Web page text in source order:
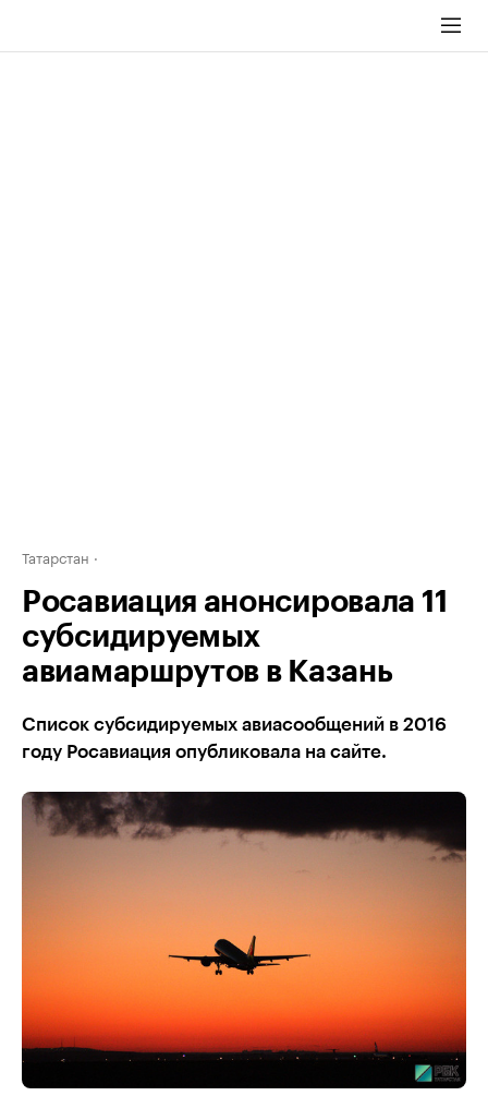
Татарстан
Росавиация анонсировала 11
субсидируемых
авиамаршрутов в Казань
Список субсидируемых авиасообщений в 2016
году Росавиация опубликовала на сайте.